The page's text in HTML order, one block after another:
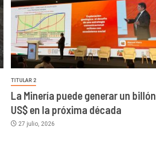
TITULAR 2
La Minería puede generar un billón
US$ en la próxima década
27 julio, 2026